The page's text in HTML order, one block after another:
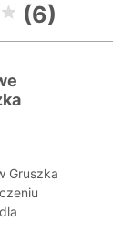
(6)
Gruszka